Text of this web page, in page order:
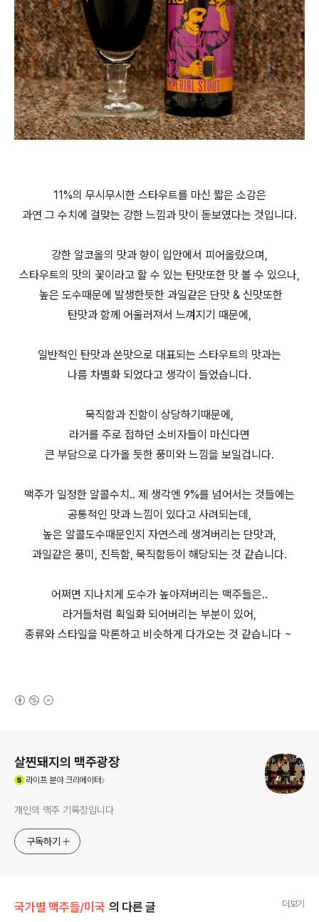
11%의 무시무시한 스타우트를 마신 짧은 소감은
과연 그 수치에 걸맞는 강한 느낌과 맛이 돋보였다는 것입니다.
강한 알코올의 맛과 향이 입안에서 피어올랐으며,
스타우트의 맛의 꽃이라고 할 수 있는 탄맛또한 맛 볼 수 있으나,
높은 도수때문에 발생한듯한 과일같은 단맛 & 신맛또한
탄맛과 함께 어울러져서 느껴지기 때문에,
일반적인 탄맛과 쓴맛으로 대표되는 스타우트의 맛과는
나름 차별화 되었다고 생각이 들었습니다.
묵직함과 진함이 상당하기때문에,
라거를 주로 접하던 소비자들이 마신다면
큰 부담으로 다가올 듯한 풍미와 느낌을 보일겁니다.
맥주가 일정한 알콜수치.. 제 생각엔 9%를 넘어서는 것들에는
공통적인 맛과 느낌이 있다고 사려되는데,
높은 알콜도수때문인지 자연스레 생겨버리는 단맛과,
과일같은 풍미, 진득함, 묵직함등이 해당되는 것 같습니다.
어쩌면 지나치게 도수가 높아져버리는 맥주들은..
라거들처럼 획일화 되어버리는 부분이 있어,
종류와 스타일을 막론하고 비슷하게 다가오는 것 같습니다 ~
살찐돼지의 맥주광장
라이프 분야 크리에이터
개인의 맥주 기록장입니다
구독하기
국가별 맥주들/미국 의 다른 글 더보기